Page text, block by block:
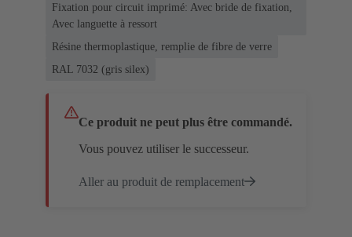
Fixation pour circuit imprimé: Avec bride de fixation,
Avec languette à ressort
Résine thermoplastique, remplie de fibre de verre
RAL 7032 (gris silex)
Ce produit ne peut plus être commandé.
Vous pouvez utiliser le successeur.
Aller au produit de remplacement